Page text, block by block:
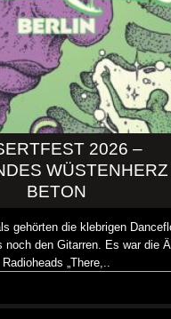
2026 –
WÜSTENHERZ
BETON
gehörten die klebrigen
noch den Gitarren. Es war die
Radioheads „There,..